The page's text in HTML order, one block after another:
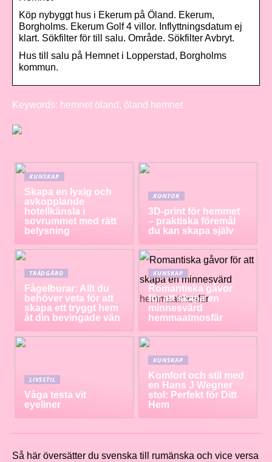
Köp nybyggt hus i Ekerum på Öland. Ekerum,
Borgholms. Ekerum Golf 4 villor. Inflyttningsdatum ej
klart. Sökfilter för till salu. Område. Sökfilter Avbryt.
Hus till salu på Hemnet i Lopperstad, Borgholms
kommun.
Keywords: hemnet öland, öland hemnet
KUNSKAP
Skapa en lyxig och
avkopplande
hotellkänsla i
sovrummet med rätt
belysning
KONTOR
3D-print för hemmet
– praktiska föremål
du kan skapa själv
TRÄDGÅRD
Fågelburar: Allt du
behöver veta för att
skapa ett tryggt hem
åt din bevingade vän
KUNSKAP
Romantiska gåvor
för att skapa en
minnesvärd
hemmaatmosfär
LIVSSTIL
Våga testa vit
eyeliner
KUNSKAP
Komfort och stil med
en Hans J Wegner
stol: Perfekt för Ditt
Hem
Så här översätter du svenska till rumänska och vice versa